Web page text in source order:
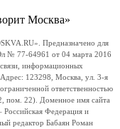
Москва»
Предназначено для
№ 77-64961 от 04 марта 2016
информационных
123298, Москва, ул. 3-я
ответственностью
пом. 22). Доменное имя сайта
Федерация и
редактор Бабаян Роман